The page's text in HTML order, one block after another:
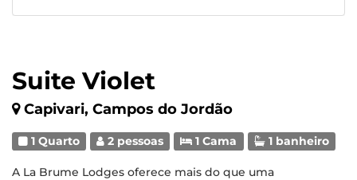
Suite Violet
Capivari, Campos do Jordão
1 Quarto 2 pessoas 1 Cama 1 banheiro
A La Brume Lodges oferece mais do que uma